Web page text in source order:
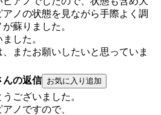
ノの状態を見ながら手際よく調
蘇りました。
した。
またお願いしたいと思っていま
の返信
ございました。
ノですので、